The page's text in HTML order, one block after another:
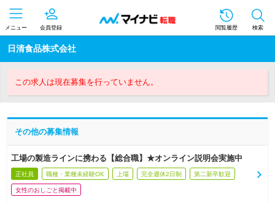
メニュー 会員登録 閲覧履歴 検索
日清食品株式会社
この求人は現在募集を行っていません。
その他の募集情報
工場の製造ラインに携わる【総合職】★オンライン説明会実施中
正社員 職種・業種未経験OK 上場 完全週休2日制 第二新卒歓迎
女性のおしごと掲載中